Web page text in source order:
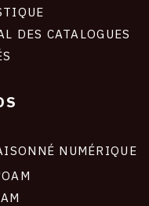
DES CATALOGUES
NUMÉRIQUE